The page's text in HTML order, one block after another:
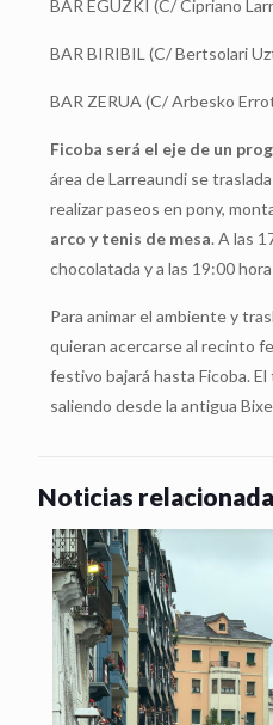
BAR EGUZKI (C/ Cipriano
BAR BIRIBIL (C/ Bertsolari
BAR ZERUA (C/ Arbesko
Ficoba será el eje de un
área de Larreaundi se
realizar paseos en pony,
arco y tenis de mesa. A las
chocolatada y a las 19:00
Para animar el ambiente y
quieran acercarse al recinto
festivo bajará hasta Ficoba.
saliendo desde la antigua
Noticias